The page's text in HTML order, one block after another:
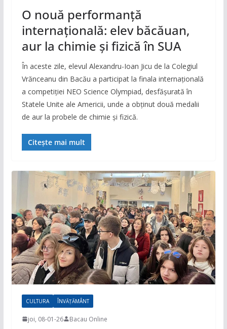
O nouă performanță
internațională: elev băcăuan,
aur la chimie și fizică în SUA
În aceste zile, elevul Alexandru-Ioan Jicu de la Colegiul
Vrănceanu din Bacău a participat la finala internațională
a competiției NEO Science Olympiad, desfășurată în
Statele Unite ale Americii, unde a obținut două medalii
de aur la probele de chimie și fizică.
Citește mai mult
CULTURA ÎNVĂȚĂMÂNT
joi, 08-01-26 Bacau Online